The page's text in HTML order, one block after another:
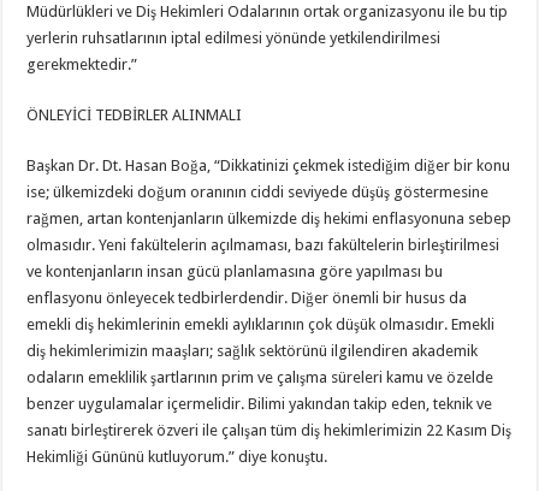
Müdürlükleri ve Diş Hekimleri Odalarının ortak organizasyonu ile bu tip
yerlerin ruhsatlarının iptal edilmesi yönünde yetkilendirilmesi
gerekmektedir.”
ÖNLEYİCİ TEDBİRLER ALINMALI
Başkan Dr. Dt. Hasan Boğa, “Dikkatinizi çekmek istediğim diğer bir konu
ise; ülkemizdeki doğum oranının ciddi seviyede düşüş göstermesine
rağmen, artan kontenjanların ülkemizde diş hekimi enflasyonuna sebep
olmasıdır. Yeni fakültelerin açılmaması, bazı fakültelerin birleştirilmesi
ve kontenjanların insan gücü planlamasına göre yapılması bu
enflasyonu önleyecek tedbirlerdendir. Diğer önemli bir husus da
emekli diş hekimlerinin emekli aylıklarının çok düşük olmasıdır. Emekli
diş hekimlerimizin maaşları; sağlık sektörünü ilgilendiren akademik
odaların emeklilik şartlarının prim ve çalışma süreleri kamu ve özelde
benzer uygulamalar içermelidir. Bilimi yakından takip eden, teknik ve
sanatı birleştirerek özveri ile çalışan tüm diş hekimlerimizin 22 Kasım Diş
Hekimliği Gününü kutluyorum.” diye konuştu.